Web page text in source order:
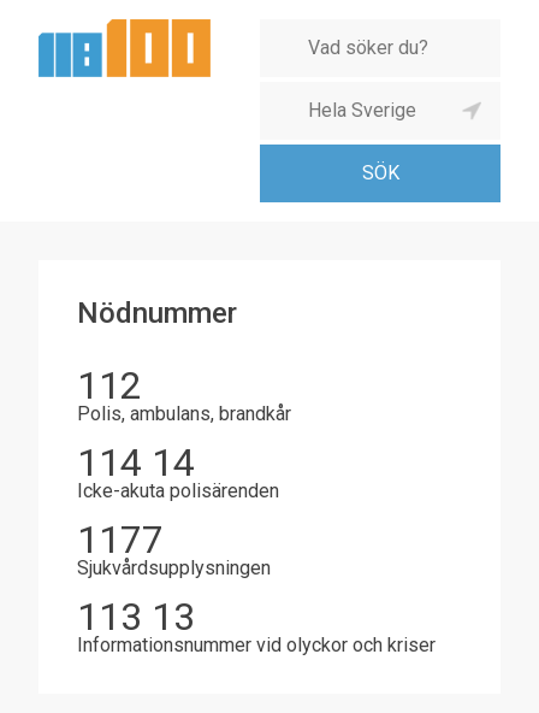
Nödnummer
112
Polis, ambulans, brandkår
114 14
Icke-akuta polisärenden
1177
Sjukvårdsupplysningen
113 13
Informationsnummer vid olyckor och kriser